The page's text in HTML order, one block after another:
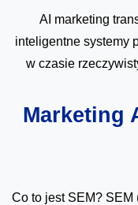
AI marketing
inteligentne systemy
w czasie
Marketing
Co to jest SEM?